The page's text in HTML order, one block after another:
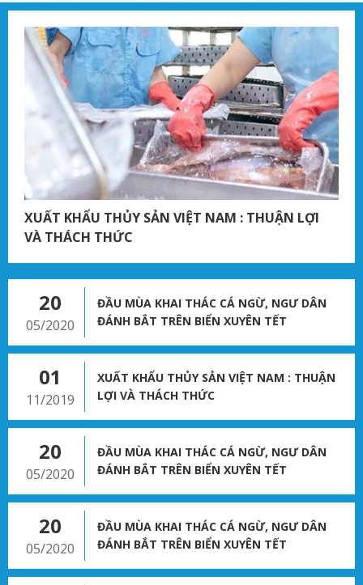
XUẤT KHẨU THỦY SẢN VIỆT NAM : THUẬN LỢI
VÀ THÁCH THỨC
20
05/2020
ĐẦU MÙA KHAI THÁC CÁ NGỪ, NGƯ DÂN
ĐÁNH BẮT TRÊN BIỂN XUYÊN TẾT
01
11/2019
XUẤT KHẨU THỦY SẢN VIỆT NAM : THUẬN
LỢI VÀ THÁCH THỨC
20
05/2020
ĐẦU MÙA KHAI THÁC CÁ NGỪ, NGƯ DÂN
ĐÁNH BẮT TRÊN BIỂN XUYÊN TẾT
20
05/2020
ĐẦU MÙA KHAI THÁC CÁ NGỪ, NGƯ DÂN
ĐÁNH BẮT TRÊN BIỂN XUYÊN TẾT